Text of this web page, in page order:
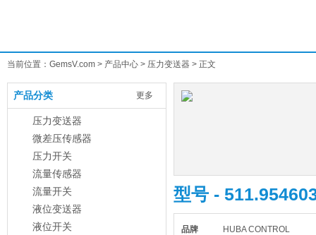
当前位置： GemsV.com > 产品中心 > 压力变送器 > 正文
产品分类 更多
压力变送器
微差压传感器
压力开关
流量传感器
流量开关
液位变送器
液位开关
型号 -
品牌
HUBA CONTROL